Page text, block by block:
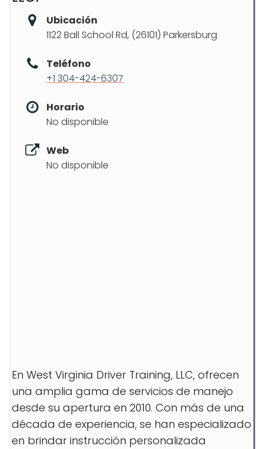
Ubicación
1122 Ball School Rd, (26101) Parkersburg
Teléfono
+1 304-424-6307
Horario
No disponible
Web
No disponible
En West Virginia Driver Training, LLC, ofrecen
una amplia gama de servicios de manejo
desde su apertura en 2010. Con más de una
década de experiencia, se han especializado
en brindar instrucción personalizada